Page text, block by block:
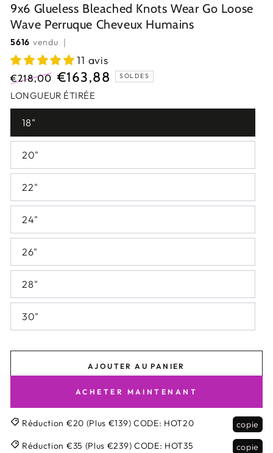
9x6 Glueless Bleached Knots Wear Go Loose
Wave Perruque Cheveux Humains
5616 vendu ｜
11 avis
Prix
normal
€218,00
Prix
de
€163,88 SOLDES
LONGUEUR ÉTIRÉE
18"
20"
22"
24"
26"
28"
30"
AJOUTER AU PANIER
ACHETER MAINTENANT
Réduction €20 (Plus €139) CODE: HOT20
copie
Réduction €35 (Plus €239) CODE: HOT35
copie